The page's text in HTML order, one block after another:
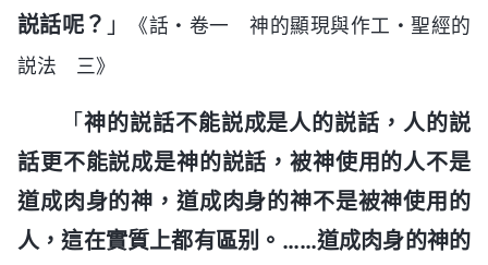
説話呢？ 」
《話・卷一 神的顯現與作工・聖經的
説法 三》
「 神的説話不能説成是人的説話，人的説
話更不能説成是神的説話，被神使用的人不是
道成肉身的神，道成肉身的神不是被神使用的
人，這在實質上都有區别。……道成肉身的神的